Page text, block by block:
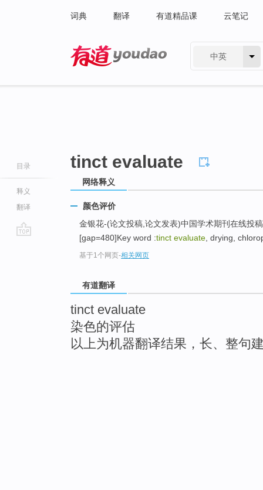
词典 翻译 有道精品课 云笔记
中英
目录
释义
翻译
tinct evaluate
网络释义
颜色评价
金银花-(论文投稿,论文发表)中国学术期刊在线投
[gap=480]Key word :tinct evaluate , drying,
基于1个网页-相关网页
有道翻译
tinct evaluate
染色的评估
以上为机器翻译结果，长、整句